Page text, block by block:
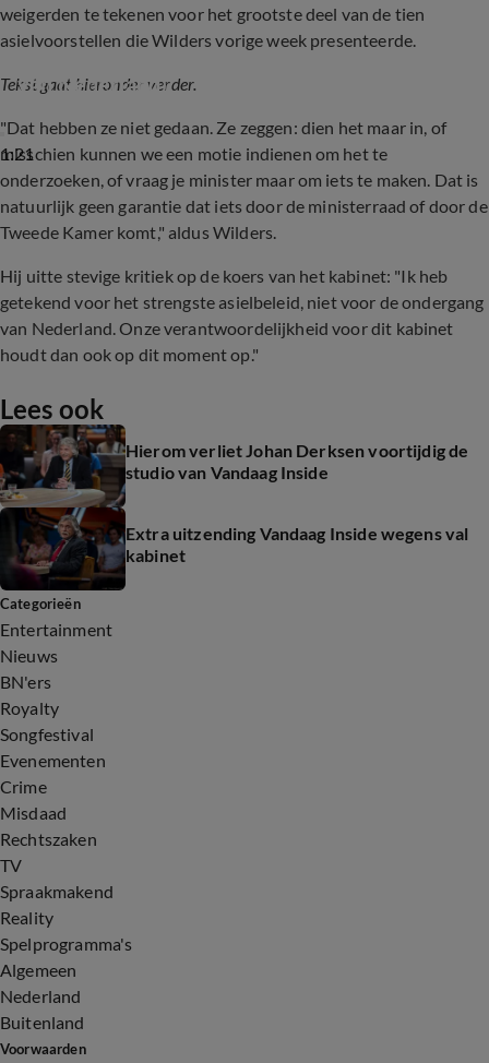
weigerden te tekenen voor het grootste deel van de tien
asielvoorstellen die Wilders vorige week presenteerde.
Tekst gaat hieronder verder.
1:21
De ochtend van de kabinetsval in beeld  (Hart
van Nederland)
"Dat hebben ze niet gedaan. Ze zeggen: dien het maar in, of
misschien kunnen we een motie indienen om het te
onderzoeken, of vraag je minister maar om iets te maken. Dat is
natuurlijk geen garantie dat iets door de ministerraad of door de
Tweede Kamer komt," aldus Wilders.
Hij uitte stevige kritiek op de koers van het kabinet: "Ik heb
getekend voor het strengste asielbeleid, niet voor de ondergang
van Nederland. Onze verantwoordelijkheid voor dit kabinet
houdt dan ook op dit moment op."
Lees ook
Hierom verliet Johan Derksen voortijdig de
studio van Vandaag Inside
Extra uitzending Vandaag Inside wegens val
kabinet
Categorieën
Entertainment
Nieuws
BN'ers
Royalty
Songfestival
Evenementen
Crime
Misdaad
Rechtszaken
TV
Spraakmakend
Reality
Spelprogramma's
Algemeen
Nederland
Buitenland
Voorwaarden